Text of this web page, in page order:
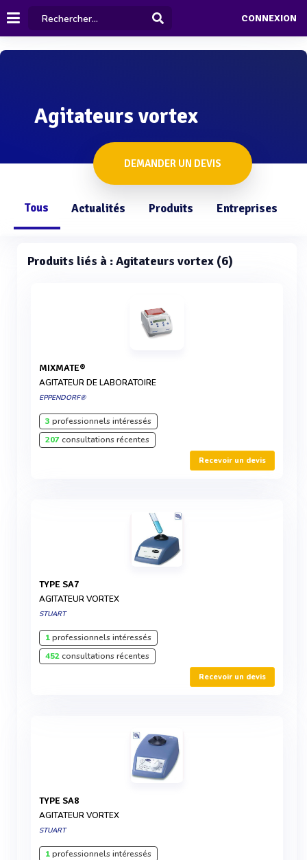
CONNEXION
Agitateurs vortex
DEMANDER UN DEVIS
Tous Actualités Produits Entreprises
Produits liés à : Agitateurs vortex (6)
MIXMATE®
AGITATEUR DE LABORATOIRE
EPPENDORF®
3 professionnels intéressés
207consultations récentes
Recevoir un devis
TYPE SA7
AGITATEUR VORTEX
STUART
1professionnels intéressés
452consultations récentes
Recevoir un devis
TYPE SA8
AGITATEUR VORTEX
STUART
1professionnels intéressés